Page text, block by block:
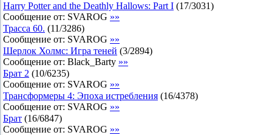
Harry Potter and the Deathly Hallows: Part I (17/3031)
Сообщение от: SVAROG »»
Трасса 60. (11/3286)
Сообщение от: SVAROG »»
Шерлок Холмс: Игра теней (3/2894)
Сообщение от: Black_Barty »»
Брат 2 (10/6235)
Сообщение от: SVAROG »»
Трансформеры 4: Эпоха истребления (16/4378)
Сообщение от: SVAROG »»
Брат (16/6847)
Сообщение от: SVAROG »»